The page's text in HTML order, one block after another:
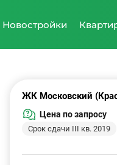
Новостройки
ЖК Московский
Цена по запросу
Срок сдачи III кв. 2019